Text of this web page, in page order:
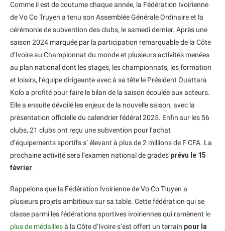
Comme il est de coutume chaque année, la Fédération Ivoirienne
de Vo Co Truyen a tenu son Assemblée Générale Ordinaire et la
cérémonie de subvention des clubs, le samedi dernier. Après une
saison 2024 marquée par la participation remarquable de la Côte
d’Ivoire au Championnat du monde et plusieurs activités menées
au plan national dont les stages, les championnats, les formation
et loisirs, l’équipe dirigeante avec à sa tête le Président Ouattara
Kolo a profité pour faire le bilan de la saison écoulée aux acteurs.
Elle a ensuite dévoilé les enjeux de la nouvelle saison, avec la
présentation officielle du calendrier fédéral 2025. Enfin sur les 56
clubs, 21 clubs ont reçu une subvention pour l’achat
d’équipements sportifs s’ élevant à plus de 2 millions de F CFA. La
prochaine activité sera l’examen national de grades prévu le 15
février.
Rappelons que la Fédération Ivoirienne de Vo Co Truyen a
plusieurs projets ambitieux sur sa table. Cette fédération qui se
classe parmi les fédérations sportives ivoiriennes qui ramènent le
plus de médaillesà la Côte d’Ivoire s’est offert un terrain pour la